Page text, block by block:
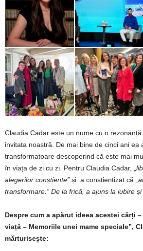
Claudia Cadar este un nume cu o
invitata noastră. De mai bine de cinci ani ea
transformatoare descoperind că este mai
în viața de zi cu zi. Pentru Claudia Cadar, „
alegerilor conștiente” și a conștientizat că
transformare.” De la frică, a ajuns la iubire și
Despre cum a apărut ideea acestei cărți
viață – Memoriile unei mame speciale”,
mărturisește: